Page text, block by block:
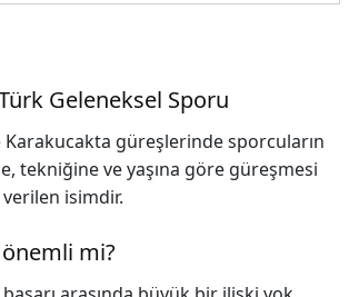
Geleneksel Sporu
Karakucakta güreşlerinde sporcuların
tekniğine ve yaşına göre güreşmesi
isimdir.
mi?